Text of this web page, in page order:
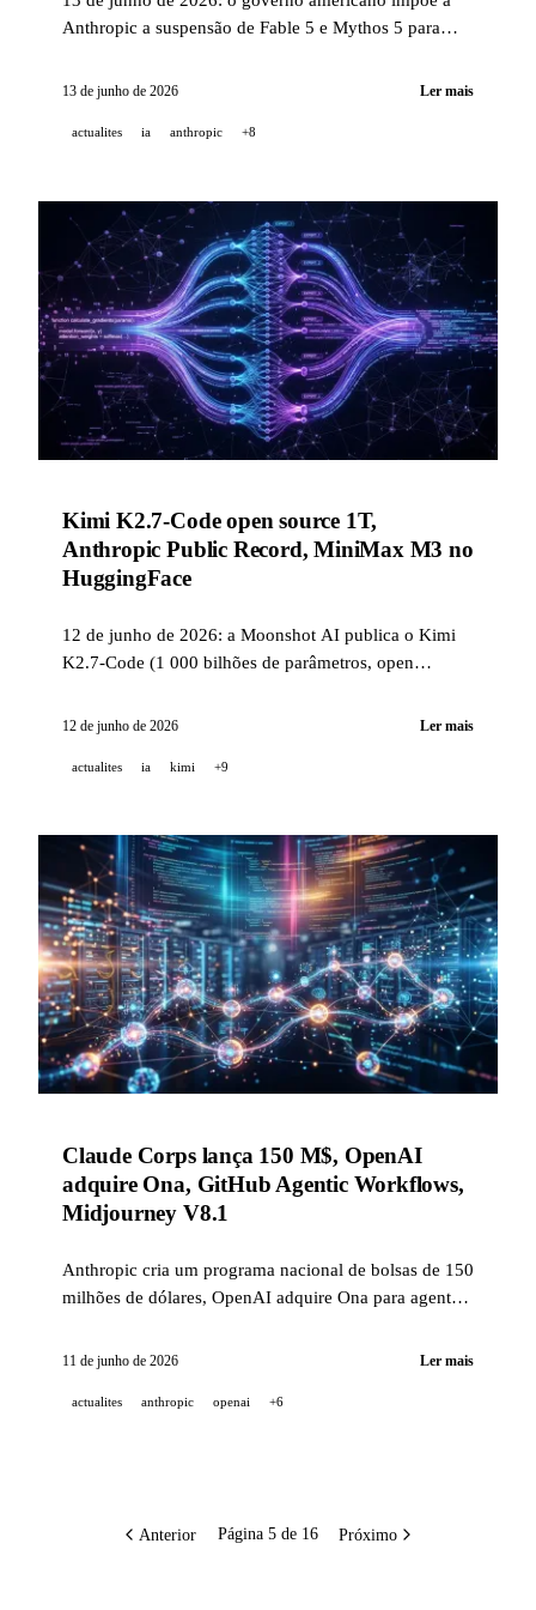
Anthropic a suspensão de Fable 5 e Mythos 5 para
controle de exportações, a NVIDIA Blackwell
AgentPerf, e o GitHub estende o app do Copilot a
13 de junho de 2026 Ler mais
actualites ia anthropic +8
Kimi K2.7-Code open source 1T,
Anthropic Public Record, MiniMax M3 no
HuggingFace
12 de junho de 2026: a Moonshot AI publica o Kimi
K2.7-Code (1 000 bilhões de parâmetros, open
nacional sobre a opinião americana em relação à IA, a
MiniMax M3 abre seus pesos com um endpoint GPU
12 de junho de 2026 Ler mais
actualites ia kimi +9
Claude Corps lança 150 M$, OpenAI
adquire Ona, GitHub Agentic Workflows,
Midjourney V8.1
Anthropic cria um programa nacional de bolsas de 150
milhões de dólares, OpenAI adquire Ona para agentes
Workflows em public preview, Midjourney V8.1 torna-
11 de junho de 2026 Ler mais
actualites anthropic openai +6
Anterior Página 5 de 16 Próximo